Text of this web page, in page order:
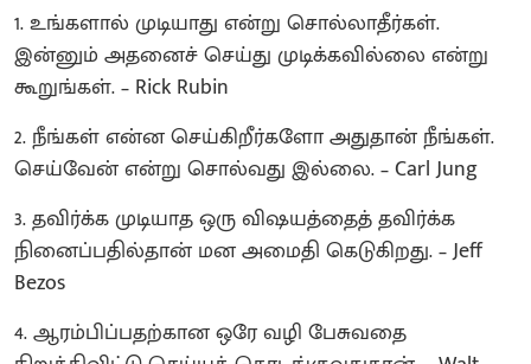
1. உங்களால் முடியாது என்று சொல்லாதீர்கள்.
இன்னும் அதனைச் செய்து முடிக்கவில்லை என்று
கூறுங்கள். – Rick Rubin
2. நீங்கள் என்ன செய்கிறீர்களோ அதுதான் நீங்கள்.
செய்வேன் என்று சொல்வது இல்லை. – Carl Jung
3. தவிர்க்க முடியாத ஒரு விஷயத்தைத் தவிர்க்க
நினைப்பதில்தான் மன அமைதி கெடுகிறது. – Jeff
Bezos
4. ஆரம்பிப்பதற்கான ஒரே வழி பேசுவதை